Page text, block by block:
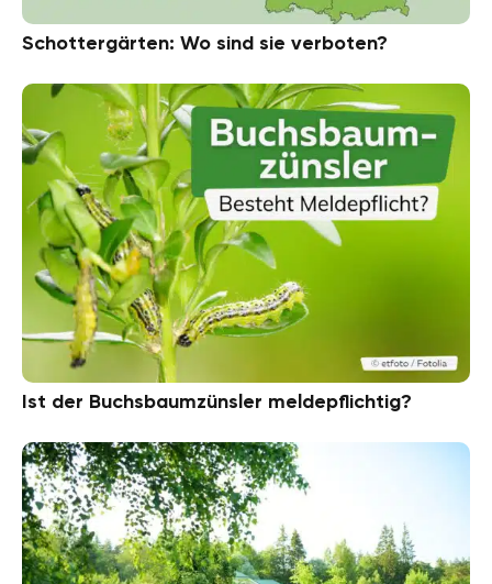
Schottergärten: Wo sind sie verboten?
Ist der Buchsbaumzünsler meldepflichtig?